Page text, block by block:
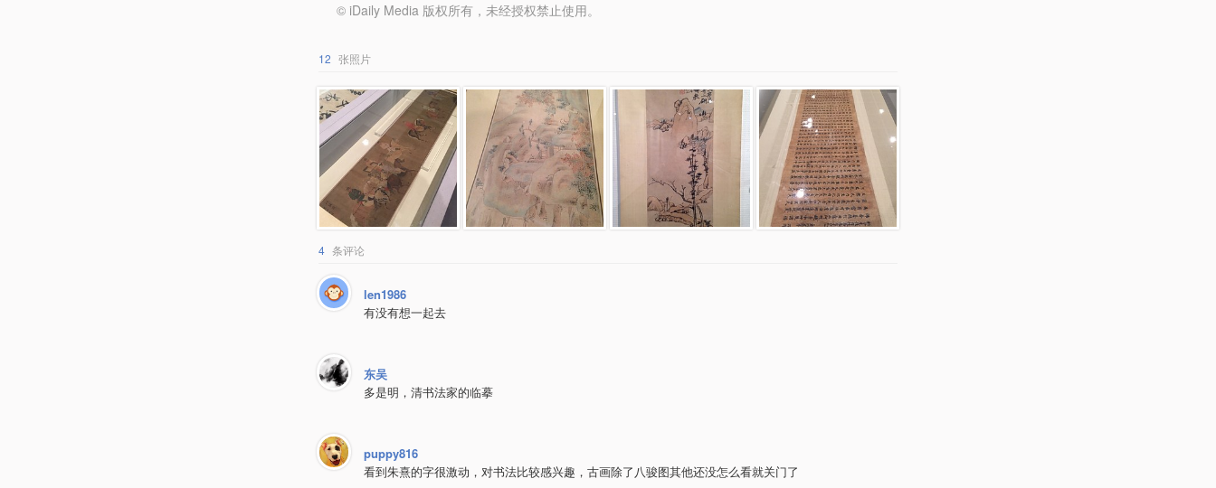
© iDaily Media 版权所有，未经授权禁止使用。
12 张照片
4 条评论
len1986
有没有想一起去
东吴
多是明，清书法家的临摹
puppy816
看到朱熹的字很激动，对书法比较感兴趣，古画除了八骏图其他还没怎么看就关门了